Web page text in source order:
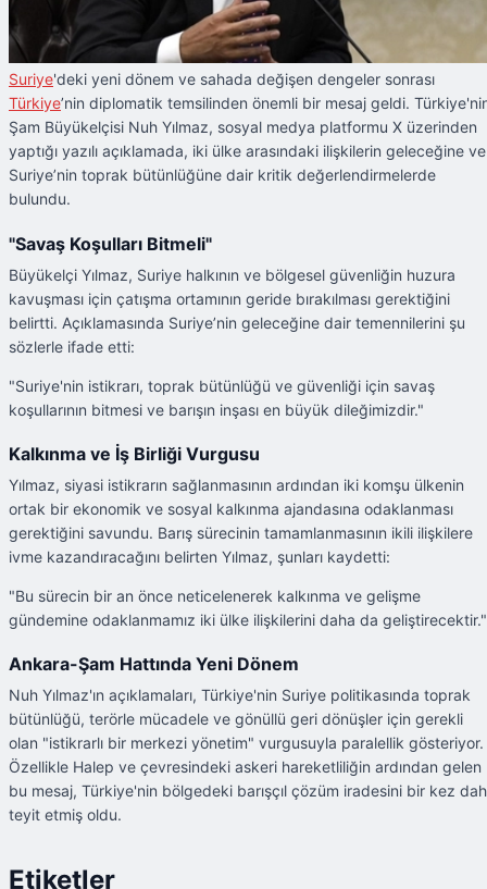
Suriye'deki yeni dönem ve sahada değişen dengeler sonrası
Türkiye’nin diplomatik temsilinden önemli bir mesaj geldi.
Şam Büyükelçisi Nuh Yılmaz, sosyal medya platformu X üzerinden
yaptığı yazılı açıklamada, iki ülke arasındaki ilişkilerin geleceğine ve
Suriye’nin toprak bütünlüğüne dair kritik değerlendirmelerde
bulundu.
"Savaş Koşulları Bitmeli"
Büyükelçi Yılmaz, Suriye halkının ve bölgesel güvenliğin huzura
kavuşması için çatışma ortamının geride bırakılması gerektiğini
belirtti. Açıklamasında Suriye’nin geleceğine dair temennilerini şu
sözlerle ifade etti:
"Suriye'nin istikrarı, toprak bütünlüğü ve güvenliği için savaş
koşullarının bitmesi ve barışın inşası en büyük dileğimizdir."
Kalkınma ve İş Birliği Vurgusu
Yılmaz, siyasi istikrarın sağlanmasının ardından iki komşu ülkenin
ortak bir ekonomik ve sosyal kalkınma ajandasına odaklanması
gerektiğini savundu. Barış sürecinin tamamlanmasının ikili ilişkilere
ivme kazandıracağını belirten Yılmaz, şunları kaydetti:
"Bu sürecin bir an önce neticelenerek kalkınma ve gelişme
gündemine odaklanmamız iki ülke ilişkilerini daha da geliştirecektir."
Ankara-Şam Hattında Yeni Dönem
Nuh Yılmaz'ın açıklamaları, Türkiye'nin Suriye politikasında toprak
bütünlüğü, terörle mücadele ve gönüllü geri dönüşler için gerekli
olan "istikrarlı bir merkezi yönetim" vurgusuyla paralellik gösteriyor.
Özellikle Halep ve çevresindeki askeri hareketliliğin ardından gelen
bu mesaj, Türkiye'nin bölgedeki barışçıl çözüm iradesini bir kez
teyit etmiş oldu.
Etiketler